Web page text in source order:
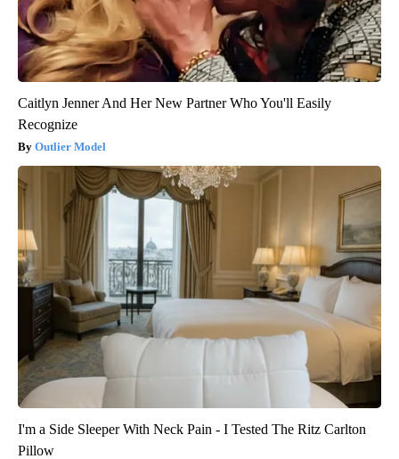
Caitlyn Jenner And Her New Partner Who You'll Easily
Recognize
Outlier Model
I'm a Side Sleeper With Neck Pain - I Tested The Ritz Carlton
Pillow